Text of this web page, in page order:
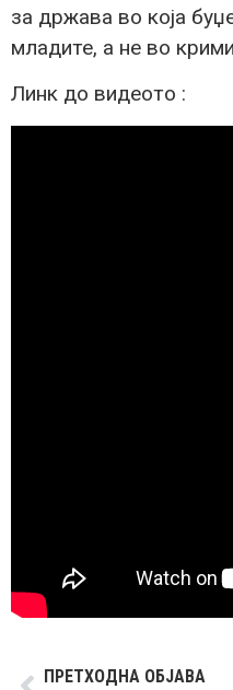
за држава во која
младите, а не во
Линк до видеото :
ПРЕТХОДНА ОБЈАВА